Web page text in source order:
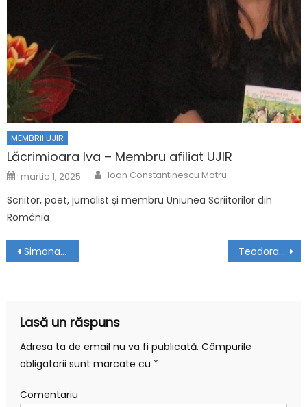
MEMBRII UJIR
Lăcrimioara Iva – Membru afiliat UJIR
Posted on
martie 1, 2025 Author
Ioan Constantinescu Motru
Scriitor, poet, jurnalist și membru Uniunea Scriitorilor din
România
Navigare în articole
Simona Țăranu – Membru de Onoare UJIR Teodora Marin – Membru Corespondent UJIR
Lasă un răspuns
Adresa ta de email nu va fi publicată. Câmpurile
obligatorii sunt marcate cu *
Comentariu